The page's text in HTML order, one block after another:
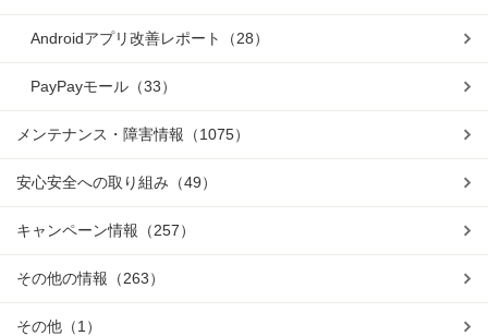
Androidアプリ改善レポート （28）
PayPayモール （33）
メンテナンス・障害情報 （1075）
安心安全への取り組み （49）
キャンペーン情報 （257）
その他の情報 （263）
その他 （1）